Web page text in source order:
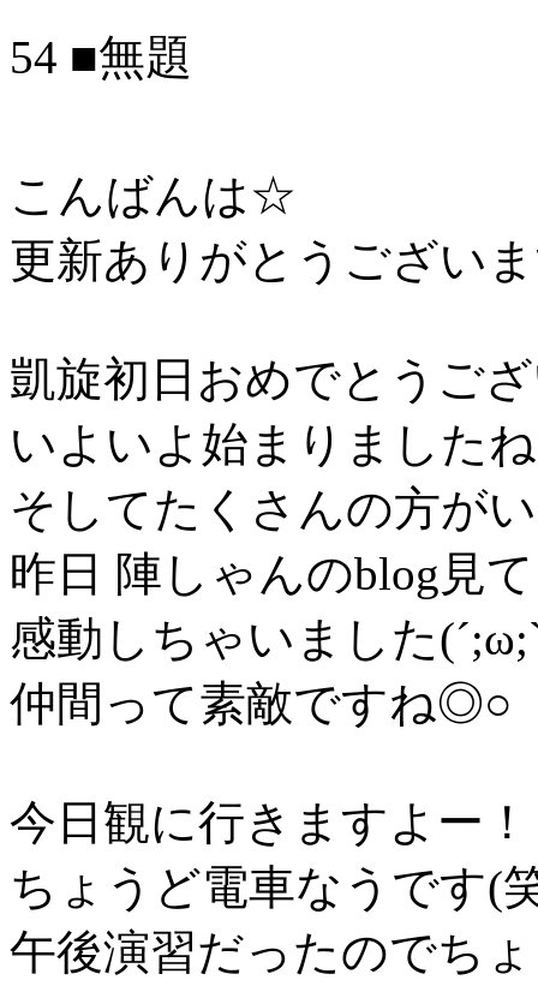
54 ■無題
こんばんは☆
更新ありがとうござい
凱旋初日おめでとうご
いよいよ始まりました
そしてたくさんの方が
昨日 陣しゃんのblog見
感動しちゃいました
仲間って素敵ですね◎○
今日観に行きますよー！
ちょうど電車なうです(
午後演習だったのでち